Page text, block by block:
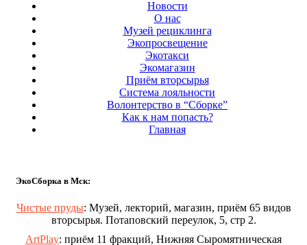
Новости
О нас
Музей рециклинга
Экопросвещение
Экотакси
Экомагазин
Приём вторсырья
Система лояльности
Волонтерство в “Сборке”
Как к нам попасть?
Главная
ЭкоСборка в Мск:
Чистые пруды: Музей, лекторий, магазин, приём 65 видов
вторсырья. Потаповский переулок, 5, стр 2.
ArtPlay: приём 11 фракций, Нижняя Сыромятническая